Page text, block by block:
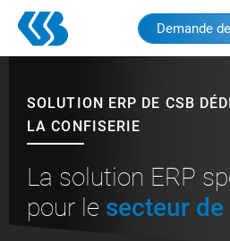
Skip
main
Demande
SOLUTION ERP DE CSB
LA CONFISERIE
La solution ERP
pour le secteur